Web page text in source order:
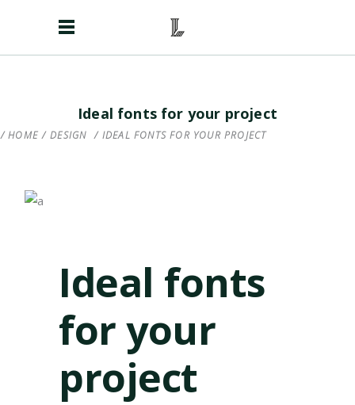
Ideal fonts for your project
HOME / DESIGN / IDEAL FONTS FOR YOUR PROJECT
Ideal fonts
for your
project